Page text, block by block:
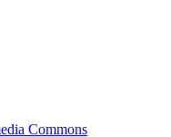
Commons